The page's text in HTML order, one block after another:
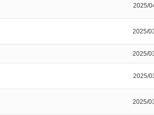
2025/
2025/
2025/
2025/
2025/